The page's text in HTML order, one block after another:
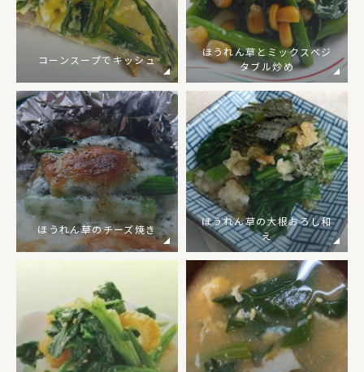
コーンスープでキッシュ
ほうれん草とミックスベジ
タブル炒め
ほうれん草のチーズ焼き
ほうれん草の大根おろし和
え